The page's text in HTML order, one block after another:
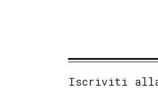
Iscriviti alla